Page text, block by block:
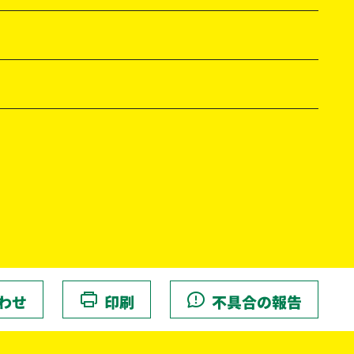
せ 印刷 不具合の報告